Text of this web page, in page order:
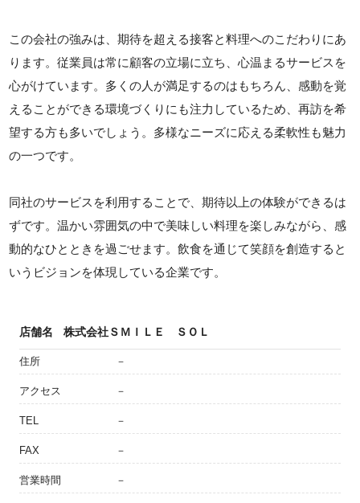
この会社の強みは、期待を超える接客と料理へのこだわりにあ
ります。従業員は常に顧客の立場に立ち、心温まるサービスを
心がけています。多くの人が満足するのはもちろん、感動を覚
えることができる環境づくりにも注力しているため、再訪を希
望する方も多いでしょう。多様なニーズに応える柔軟性も魅力
の一つです。
同社のサービスを利用することで、期待以上の体験ができるは
ずです。温かい雰囲気の中で美味しい料理を楽しみながら、感
動的なひとときを過ごせます。飲食を通じて笑顔を創造すると
いうビジョンを体現している企業です。
店舗名 株式会社ＳＭＩＬＥ ＳＯＬ
住所 －
アクセス －
TEL －
FAX －
営業時間 －